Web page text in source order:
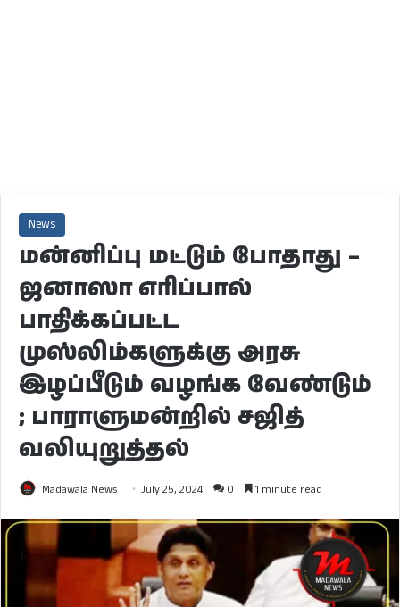
News
மன்னிப்பு மட்டும் போதாது –
ஜனாஸா எரிப்பால்
பாதிக்கப்பட்ட
முஸ்லிம்களுக்கு அரசு
இழப்பீடும் வழங்க வேண்டும்
; பாராளுமன்றில் சஜித்
வலியுறுத்தல்
Madawala News July 25, 2024 0 1 minute read